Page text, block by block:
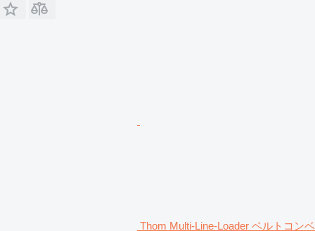
Thom Multi-Line-Loader ベルトコンベ